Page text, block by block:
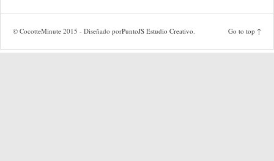
© CocotteMinute 2015 - Diseñado porPuntoJS Estudio Creativo. Go to top ↑